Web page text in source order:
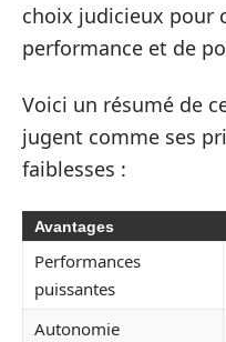
choix judicieux pour
performance et de
Voici un résumé de
jugent comme ses
faiblesses :
Avantages
Performances
puissantes
Autonomie